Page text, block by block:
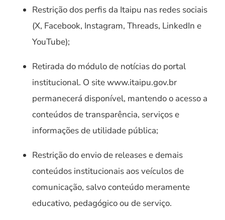
Restrição dos perfis da Itaipu nas redes sociais
(X, Facebook, Instagram, Threads, LinkedIn e
YouTube);
Retirada do módulo de notícias do portal
institucional. O site www.itaipu.gov.br
permanecerá disponível, mantendo o acesso a
conteúdos de transparência, serviços e
informações de utilidade pública;
Restrição do envio de releases e demais
conteúdos institucionais aos veículos de
comunicação, salvo conteúdo meramente
educativo, pedagógico ou de serviço.